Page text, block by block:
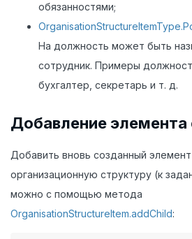
обязанностями;
На должность может быть
сотрудник. Примеры
бухгалтер, секретарь и т. д.
Добавление элемента
Добавить вновь созданный
организационную структуру (к
можно с помощью метода
OrganisationStructureItem.addChild: